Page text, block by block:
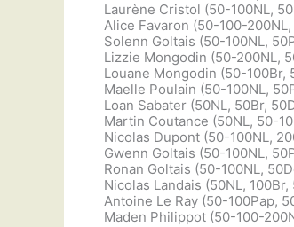
Laurène Cristol (50-100NL,
Alice Favaron (50-100-
Solenn Goltais (50-100NL,
Lizzie Mongodin (50-200NL,
Louane Mongodin (50-100Br,
Maelle Poulain (50-100NL,
Loan Sabater (50NL, 50Br,
Martin Coutance (50NL, 50-
Nicolas Dupont (50-100NL,
Gwenn Goltais (50-100NL,
Ronan Goltais (50-100NL,
Nicolas Landais (50NL, 100Br,
Antoine Le Ray (50-100Pap,
Maden Philippot (50-100-